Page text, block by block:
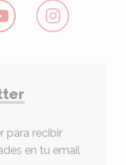
para recibir
en tu email